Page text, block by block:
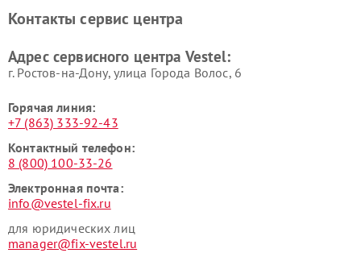
Контакты сервис центра
Адрес сервисного центра Vestel:
г. Ростов-на-Дону, улица Города Волос, 6
Горячая линия:
+7 (863) 333-92-43
Контактный телефон:
8 (800) 100-33-26
Электронная почта:
info@vestel-fix.ru
для юридических лиц
manager@fix-vestel.ru